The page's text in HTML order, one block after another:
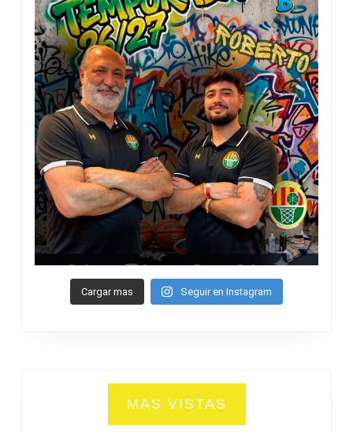
Cargar mas Seguir en Instagram
MAS VISTAS